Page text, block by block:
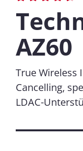
AZ60
True Wireless
Cancelling,
LDAC-